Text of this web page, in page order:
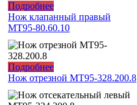
Подробнее
Нож клапанный правый
МТ95-80.60.10
Подробнее
Нож отрезной МТ95-328.200.8